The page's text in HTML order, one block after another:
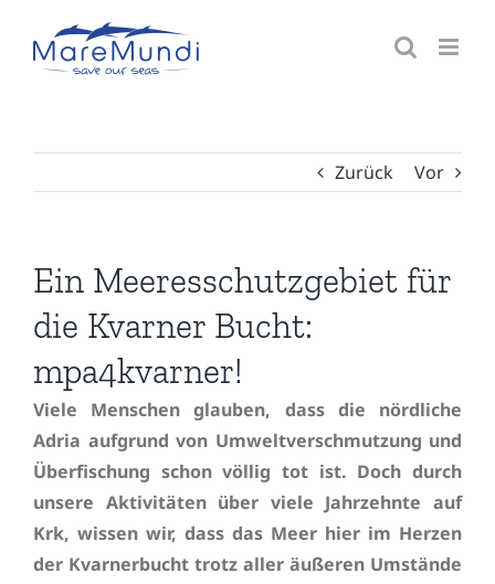
Inhalt
springen
Zurück Vor
Ein Meeresschutzgebiet für
die Kvarner Bucht:
mpa4kvarner!
Viele Menschen glauben, dass die nördliche
Adria aufgrund von Umweltverschmutzung und
Überfischung schon völlig tot ist. Doch durch
unsere Aktivitäten über viele Jahrzehnte auf
Krk, wissen wir, dass das Meer hier im Herzen
der Kvarnerbucht trotz aller äußeren Umstände